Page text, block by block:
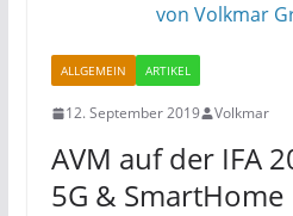
ALLGEMEIN ARTIKEL
12. September 2019 Volkmar
AVM auf der IFA
5G & SmartHome